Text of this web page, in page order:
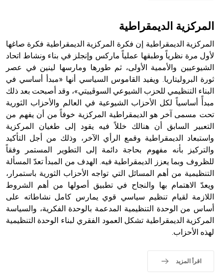
المركزية الديمقراطية
المركزية الديمقراطية إن فكرة المركزية الديمقراطية فكرة صاغها
لأول مرة نظرياً وطبقها عملياً ماركس وإنجلز في بناء ونشاط اتحاد
الشيوعيين والأممية الأولى، ثم طورها ومارسها لينين في عصر
ثورة البروليتاريا. ويفيد القاموس السياسي أنها «مبدأ أساسي في
البناء التنظيمي للحزب الشيوعي السوڤييتي»، وقد أصبحت بعد ذلك
مبدأً أساسياً لكل الأحزاب الشيوعية في العالم والأحزاب الثورية
تحت مسمى آخر هو الديمقراطية المركزية خوفاً من أن يفهم من
التعبير السابق أن هنالك خللاً فيه يقود إلى طغيان المركزية
واستبعاد الديمقراطية وقمع الرأي الآخر، وذلك من أجل التأكيد
والتركيز بأنه مفهوم بحاجة دائمة إلى التطوير المستمر وفقاً
للظروف وبما يعزز الديمقراطية فيه. الهدف من المبدأ تعدّ المسألة
التنظيمية من أهم المسائل التي تواجه الأحزاب الثورية باستمرار،
ويعدّ الاهتمام بها والنجاح في تطبيق أصولها من أهم الشروط
اللازمة لقيام تنظيم سياسي قوي يمارس كامل نشاطاته على
أساس من الوحدة التنظيمية المدعمة بالوحدة الفكرية، والسياسة
المركزية الديمقراطية تشكل العمود الفقري لبناء الوحدة التنظيمية
لهذه الأحزاب.
اقرأ المزيد